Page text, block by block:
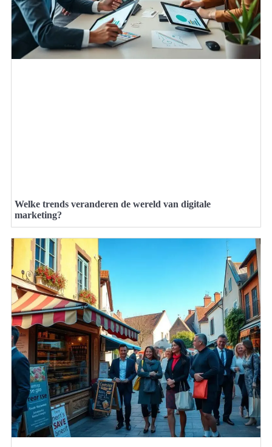
Welke trends veranderen de wereld van digitale
marketing?